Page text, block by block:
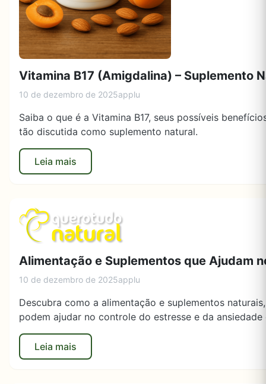
Vitamina B17 (Amigdalina) – Suplemento
10 de dezembro de 2025applu
Saiba o que é a Vitamina B17, seus possíveis
tão discutida como suplemento natural.
Leia mais
Alimentação e Suplementos que Ajudam
10 de dezembro de 2025applu
Descubra como a alimentação e suplementos
podem ajudar no controle do estresse e da
Leia mais